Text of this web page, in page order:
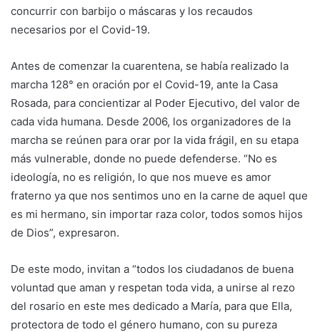
concurrir con barbijo o máscaras y los recaudos
necesarios por el Covid-19.
Antes de comenzar la cuarentena, se había realizado la
marcha 128° en oración por el Covid-19, ante la Casa
Rosada, para concientizar al Poder Ejecutivo, del valor de
cada vida humana. Desde 2006, los organizadores de la
marcha se reúnen para orar por la vida frágil, en su etapa
más vulnerable, donde no puede defenderse. “No es
ideología, no es religión, lo que nos mueve es amor
fraterno ya que nos sentimos uno en la carne de aquel que
es mi hermano, sin importar raza color, todos somos hijos
de Dios”, expresaron.
De este modo, invitan a “todos los ciudadanos de buena
voluntad que aman y respetan toda vida, a unirse al rezo
del rosario en este mes dedicado a María, para que Ella,
protectora de todo el género humano, con su pureza